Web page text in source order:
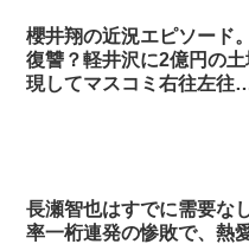
櫻井翔の近況エピソード
復讐？軽井沢に2億円の
現してマスコミ右往左往
長瀬智也はすでに需要な
率一桁連発の惨敗で、熱